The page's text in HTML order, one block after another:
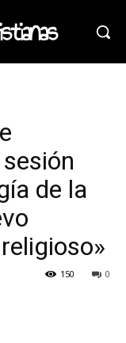
de la
0
150